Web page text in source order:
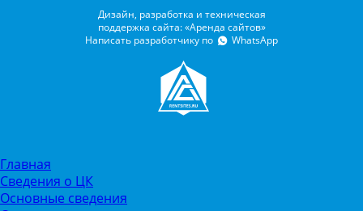
Дизайн, разработка и техническая
поддержка сайта: «Аренда сайтов»
Написать разработчику по
WhatsApp
Главная
Сведения о ЦК
Основные сведения